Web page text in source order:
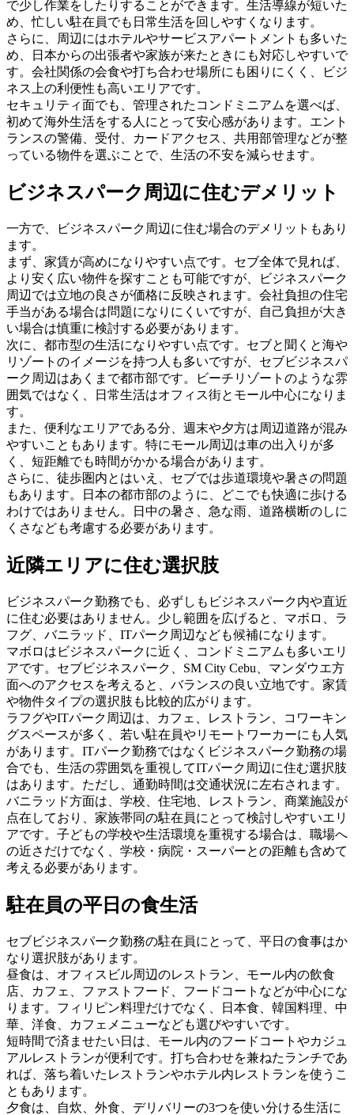
で少し作業をしたりすることができます。生活導線が短いた
め、忙しい駐在員でも日常生活を回しやすくなります。
さらに、周辺にはホテルやサービスアパートメントも多いた
め、日本からの出張者や家族が来たときにも対応しやすいで
す。会社関係の会食や打ち合わせ場所にも困りにくく、ビジ
ネス上の利便性も高いエリアです。
セキュリティ面でも、管理されたコンドミニアムを選べば、
初めて海外生活をする人にとって安心感があります。エント
ランスの警備、受付、カードアクセス、共用部管理などが整
っている物件を選ぶことで、生活の不安を減らせます。
ビジネスパーク周辺に住むデメリット
一方で、ビジネスパーク周辺に住む場合のデメリットもあり
ます。
まず、家賃が高めになりやすい点です。セブ全体で見れば、
より安く広い物件を探すことも可能ですが、ビジネスパーク
周辺では立地の良さが価格に反映されます。会社負担の住宅
手当がある場合は問題になりにくいですが、自己負担が大き
い場合は慎重に検討する必要があります。
次に、都市型の生活になりやすい点です。セブと聞くと海や
リゾートのイメージを持つ人も多いですが、セブビジネスパ
ーク周辺はあくまで都市部です。ビーチリゾートのような雰
囲気ではなく、日常生活はオフィス街とモール中心になりま
す。
また、便利なエリアである分、週末や夕方は周辺道路が混み
やすいこともあります。特にモール周辺は車の出入りが多
く、短距離でも時間がかかる場合があります。
さらに、徒歩圏内とはいえ、セブでは歩道環境や暑さの問題
もあります。日本の都市部のように、どこでも快適に歩ける
わけではありません。日中の暑さ、急な雨、道路横断のしに
くさなども考慮する必要があります。
近隣エリアに住む選択肢
ビジネスパーク勤務でも、必ずしもビジネスパーク内や直近
に住む必要はありません。少し範囲を広げると、マボロ、ラ
フグ、バニラッド、ITパーク周辺なども候補になります。
マボロはビジネスパークに近く、コンドミニアムも多いエリ
アです。セブビジネスパーク、SM City Cebu、マンダウエ方
面へのアクセスを考えると、バランスの良い立地です。家賃
や物件タイプの選択肢も比較的広がります。
ラフグやITパーク周辺は、カフェ、レストラン、コワーキン
グスペースが多く、若い駐在員やリモートワーカーにも人気
があります。ITパーク勤務ではなくビジネスパーク勤務の場
合でも、生活の雰囲気を重視してITパーク周辺に住む選択肢
はあります。ただし、通勤時間は交通状況に左右されます。
バニラッド方面は、学校、住宅地、レストラン、商業施設が
点在しており、家族帯同の駐在員にとって検討しやすいエリ
アです。子どもの学校や生活環境を重視する場合は、職場へ
の近さだけでなく、学校・病院・スーパーとの距離も含めて
考える必要があります。
駐在員の平日の食生活
セブビジネスパーク勤務の駐在員にとって、平日の食事はか
なり選択肢があります。
昼食は、オフィスビル周辺のレストラン、モール内の飲食
店、カフェ、ファストフード、フードコートなどが中心にな
ります。フィリピン料理だけでなく、日本食、韓国料理、中
華、洋食、カフェメニューなども選びやすいです。
短時間で済ませたい日は、モール内のフードコートやカジュ
アルレストランが便利です。打ち合わせを兼ねたランチであ
れば、落ち着いたレストランやホテル内レストランを使うこ
ともあります。
夕食は、自炊、外食、デリバリーの3つを使い分ける生活に